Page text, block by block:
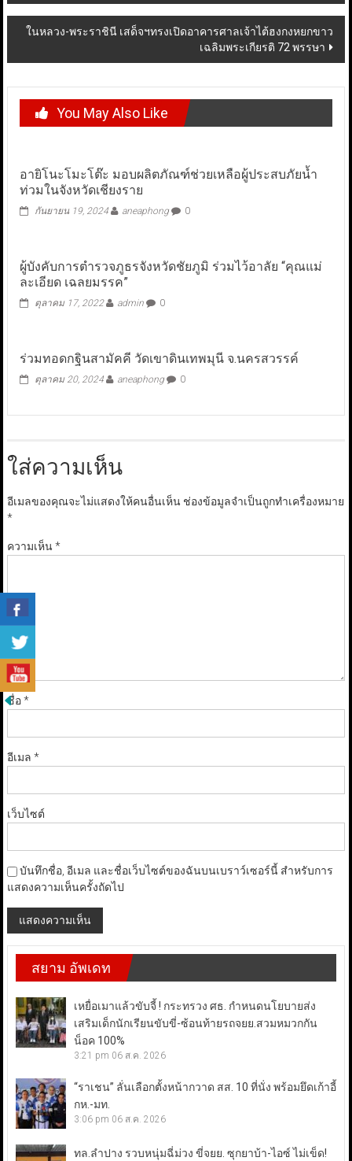
navigation
ในหลวง-พระราชินี เสด็จฯทรงเปิดอาคารศาลเจ้าไต้ฮงกงหยกขาว
เฉลิมพระเกียรติ 72 พรรษา
You May Also Like
อายิโนะโมะโต๊ะ มอบผลิตภัณฑ์ช่วยเหลือผู้ประสบภัยน้ำ
ท่วมในจังหวัดเชียงราย
กันยายน 19, 2024 aneaphong 0
ผู้บังคับการตำรวจภูธรจังหวัดชัยภูมิ ร่วมไว้อาลัย “คุณแม่
ละเอียด เฉลยมรรค”
ตุลาคม 17, 2022 admin 0
ร่วมทอดกฐินสามัคคี วัดเขาดินเทพมุนี จ.นครสวรรค์
ตุลาคม 20, 2024 aneaphong 0
ใส่ความเห็น
อีเมลของคุณจะไม่แสดงให้คนอื่นเห็น ช่องข้อมูลจำเป็นถูกทำเครื่องหมาย
*
ความเห็น*
ชื่อ*
อีเมล *
เว็บไซต์
บันทึกชื่อ, อีเมล และชื่อเว็บไซต์ของฉันบนเบราว์เซอร์นี้ สำหรับการ
แสดงความเห็นครั้งถัดไป
สยาม อัพเดท
เหยื่อเมาแล้วขับจี้ ! กระทรวง ศธ. กำหนดนโยบายส่ง
เสริมเด็กนักเรียนขับขี่-ซ้อนท้ายรถจยย.สวมหมวกกัน
น็อค 100%
3:21 pm 06 ส.ค. 2026
“ราเชน” ลั่นเลือกตั้งหน้ากวาด สส. 10 ที่นั่ง พร้อมยึดเก้าอี้
กห.-มท.
3:06 pm 06 ส.ค. 2026
ทล.ลำปาง รวบหนุ่มฉี่ม่วง ขี่จยย. ซุกยาบ้า-ไอซ์ ไม่เข็ด!